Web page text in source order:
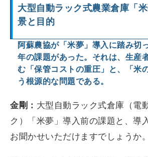
大型自動ラック式農業倉庫「
景と目的
阿蘇農協が「米夢」導入に踏み切
年の課題があった。それは、生産
む「保管コストの重圧」と、「米
う根源的な問題である。
金剛： 大型自動ラック式倉庫（電
ク）「米夢」導入前の課題と、導
お聞かせいただけますでしょうか。